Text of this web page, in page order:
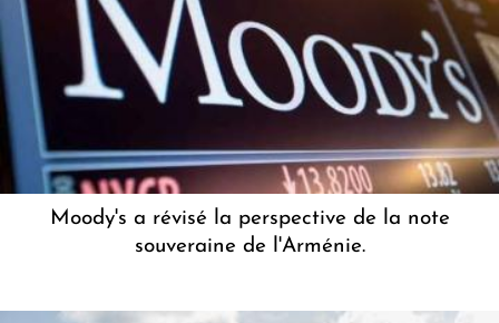
Moody's a révisé la perspective de la note
souveraine de l'Arménie.